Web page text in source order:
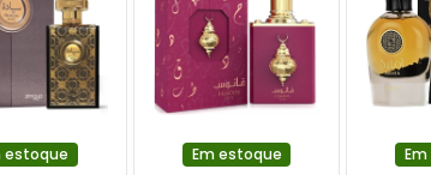
estoque Em estoque